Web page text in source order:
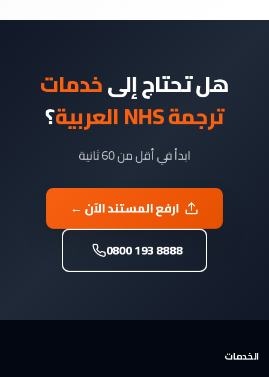
هل تحتاج إلىخدمات
ترجمة NHS العربية ؟
ابدأ في أقل من 60 ثانية
ارفع المستند الآن ←
0800 193 8888
الخدمات